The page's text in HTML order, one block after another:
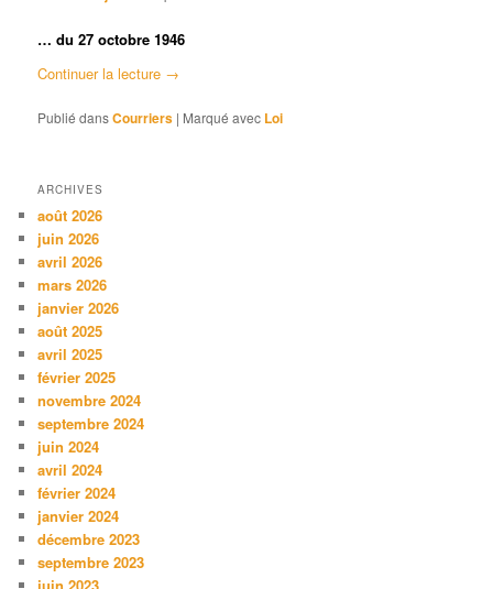
… du 27 octobre 1946
Continuer la lecture →
Publié dansCourriers | Marqué avec Loi
ARCHIVES
août 2026
juin 2026
avril 2026
mars 2026
janvier 2026
août 2025
avril 2025
février 2025
novembre 2024
septembre 2024
juin 2024
avril 2024
février 2024
janvier 2024
décembre 2023
septembre 2023
juin 2023